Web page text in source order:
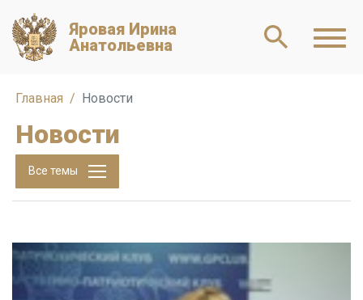
Яровая Ирина
Анатольевна
Главная Новости
Новости
Все темы